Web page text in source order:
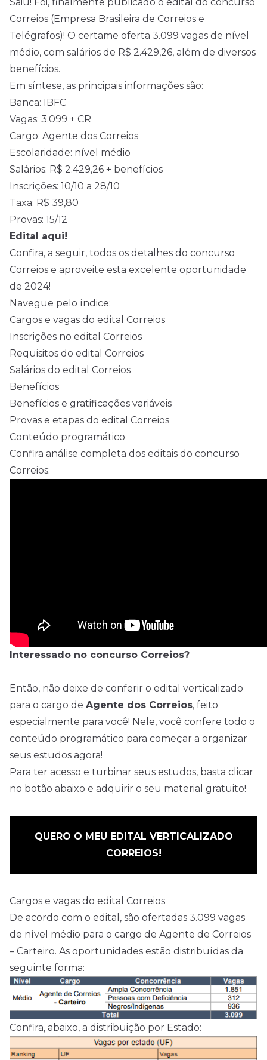
Correios (Empresa Brasileira de Correios e
Telégrafos)! O certame oferta 3.099 vagas de nível
médio, com salários de R$ 2.429,26, além de diversos
benefícios.
Em síntese, as principais informações são:
Banca: IBFC
Vagas: 3.099 + CR
Cargo: Agente dos Correios
Escolaridade: nível médio
Salários: R$ 2.429,26 + benefícios
Inscrições: 10/10 a 28/10
Taxa: R$ 39,80
Provas: 15/12
Edital aqui!
Confira, a seguir, todos os detalhes do concurso
Correios e aproveite esta excelente oportunidade
de 2024!
Navegue pelo índice:
Cargos e vagas do edital Correios
Inscrições no edital Correios
Requisitos do edital Correios
Salários do edital Correios
Benefícios
Benefícios e gratificações variáveis
Provas e etapas do edital Correios
Conteúdo programático
Confira análise completa dos editais do concurso
Correios:
Interessado no concurso Correios?
Então, não deixe de conferir o edital verticalizado
para o cargo de Agente dos Correios, feito
especialmente para você! Nele, você confere todo o
conteúdo programático para começar a organizar
seus estudos agora!
Para ter acesso e turbinar seus estudos, basta clicar
no botão abaixo e adquirir o seu material gratuito!
QUERO O MEU EDITAL VERTICALIZADO
CORREIOS!
Cargos e vagas do edital Correios
De acordo com o edital, são ofertadas 3.099 vagas
de nível médio para o cargo de Agente de Correios
– Carteiro. As oportunidades estão distribuídas da
seguinte forma:
Confira, abaixo, a distribuição por Estado: